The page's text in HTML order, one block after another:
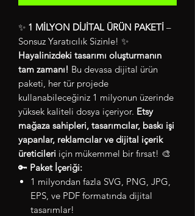
✨ 1 MİLYON DİJİTAL ÜRÜN PAKETİ –
Sonsuz Yaratıcılık Sizinle! ✨
Hayalinizdeki tasarımı oluşturmanın
tam zamanı! Bu devasa dijital ürün
paketi, her tür projede
kullanabileceğiniz 1 milyonun üzerinde
yüksek kaliteli dosya içeriyor. Etsy
mağaza sahipleri, tasarımcılar, baskı işi
yapanlar, reklamcılar ve dijital içerik
üreticileri için mükemmel bir fırsat! 🎨
🔑 Paket İçeriği:
1 milyondan fazla SVG, PNG, JPG,
EPS, ve PDF formatında dijital
tasarımlar!